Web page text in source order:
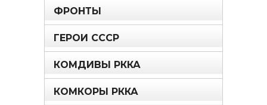
ФРОНТЫ
ГЕРОИ СССР
КОМДИВЫ РККА
КОМКОРЫ РККА